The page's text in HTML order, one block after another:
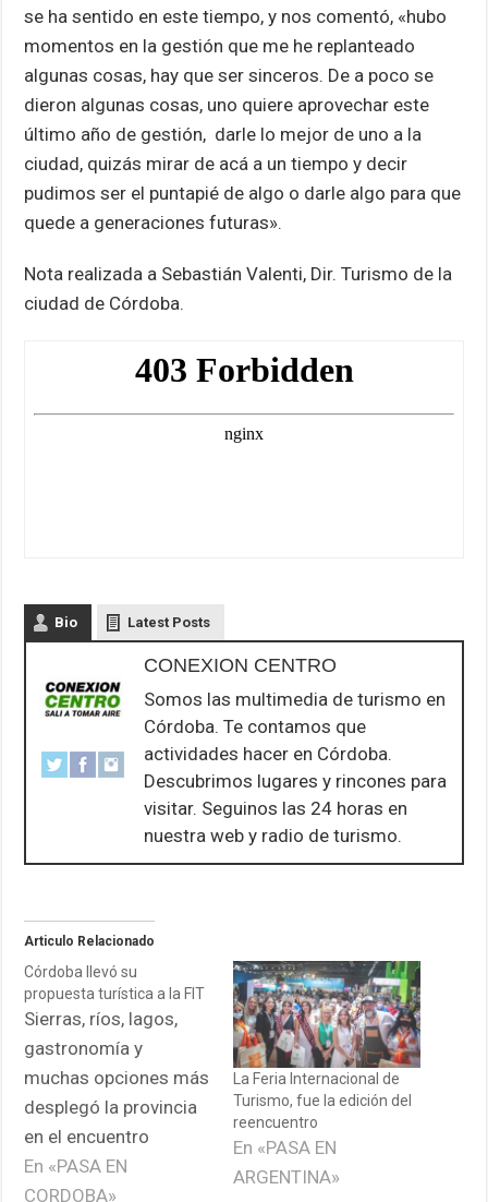
se ha sentido en este tiempo, y nos comentó, «hubo
momentos en la gestión que me he replanteado
algunas cosas, hay que ser sinceros. De a poco se
dieron algunas cosas, uno quiere aprovechar este
último año de gestión, darle lo mejor de uno a la
ciudad, quizás mirar de acá a un tiempo y decir
pudimos ser el puntapié de algo o darle algo para que
quede a generaciones futuras».
Nota realizada a Sebastián Valenti, Dir. Turismo de la
ciudad de Córdoba.
Bio Latest Posts
CONEXION CENTRO
Somos las multimedia de turismo en
Córdoba. Te contamos que
actividades hacer en Córdoba.
Descubrimos lugares y rincones para
visitar. Seguinos las 24 horas en
nuestra web y radio de turismo.
Articulo Relacionado
Córdoba llevó su
propuesta turística a la FIT
Sierras, ríos, lagos,
gastronomía y
muchas opciones más
desplegó la provincia
en el encuentro
turístico. La Rural de
Buenos Aires abrió
En «PASA EN
CORDOBA»
La Feria Internacional de
Turismo, fue la edición del
reencuentro
En «PASA EN
ARGENTINA»